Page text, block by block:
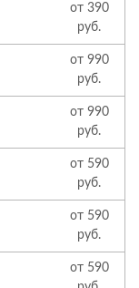
от 390
руб.
от 990
руб.
от 990
руб.
от 590
руб.
от 590
руб.
от 590